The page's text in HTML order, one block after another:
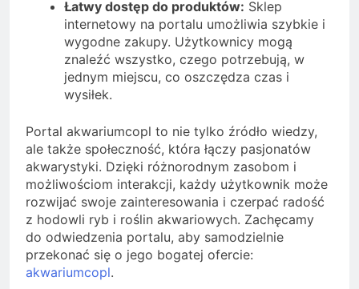
Łatwy dostęp do produktów: Sklep
internetowy na portalu umożliwia szybkie i
wygodne zakupy. Użytkownicy mogą
znaleźć wszystko, czego potrzebują, w
jednym miejscu, co oszczędza czas i
wysiłek.
Portal akwariumcopl to nie tylko źródło wiedzy,
ale także społeczność, która łączy pasjonatów
akwarystyki. Dzięki różnorodnym zasobom i
możliwościom interakcji, każdy użytkownik może
rozwijać swoje zainteresowania i czerpać radość
z hodowli ryb i roślin akwariowych. Zachęcamy
do odwiedzenia portalu, aby samodzielnie
przekonać się o jego bogatej ofercie:
akwariumcopl.